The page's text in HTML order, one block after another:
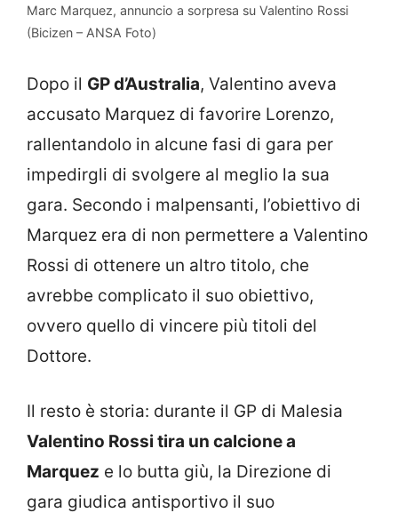
Marc Marquez, annuncio a sorpresa su Valentino Rossi
(Bicizen – ANSA Foto)
Dopo il GP d’Australia, Valentino aveva
accusato Marquez di favorire Lorenzo,
rallentandolo in alcune fasi di gara per
impedirgli di svolgere al meglio la sua
gara. Secondo i malpensanti, l’obiettivo di
Marquez era di non permettere a Valentino
Rossi di ottenere un altro titolo, che
avrebbe complicato il suo obiettivo,
ovvero quello di vincere più titoli del
Dottore.
Il resto è storia: durante il GP di Malesia
Valentino Rossi tira un calcione a
Marquez e lo butta giù, la Direzione di
gara giudica antisportivo il suo